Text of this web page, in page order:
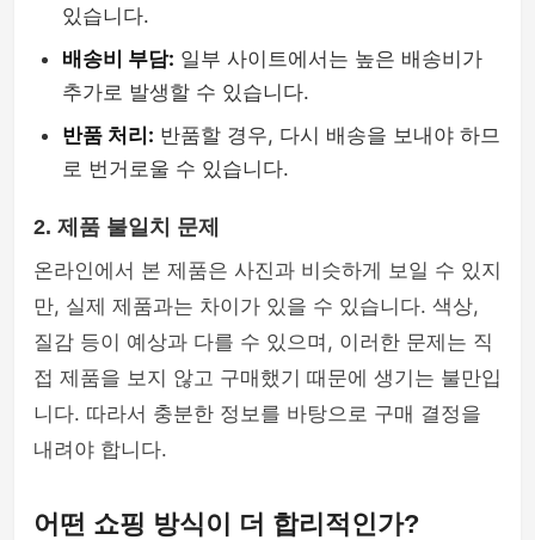
있습니다.
배송비 부담: 일부 사이트에서는 높은 배송비가
추가로 발생할 수 있습니다.
반품 처리: 반품할 경우, 다시 배송을 보내야 하므
로 번거로울 수 있습니다.
2. 제품 불일치 문제
온라인에서 본 제품은 사진과 비슷하게 보일 수 있지
만, 실제 제품과는 차이가 있을 수 있습니다. 색상,
질감 등이 예상과 다를 수 있으며, 이러한 문제는 직
접 제품을 보지 않고 구매했기 때문에 생기는 불만입
니다. 따라서 충분한 정보를 바탕으로 구매 결정을
내려야 합니다.
어떤 쇼핑 방식이 더 합리적인가?